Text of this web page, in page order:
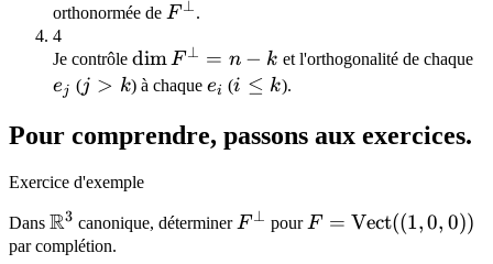
orthonormée de F^{\perp}
F ⊥.
4
Je contrôle \dim
F^{\perp}
dimF⊥ = n − k et l'orthogonalité de chaque
ej (j
k
j > k) à chaquee_i
ei (i
k
i ≤ k).
Pour comprendre, passons aux exercices.
Exercice d'exemple
Dans \mathbb{R}^3
R3 canonique, déterminerF^{\perp}
F ⊥ pourF =
F = Vect((1,0, 0))
par complétion.